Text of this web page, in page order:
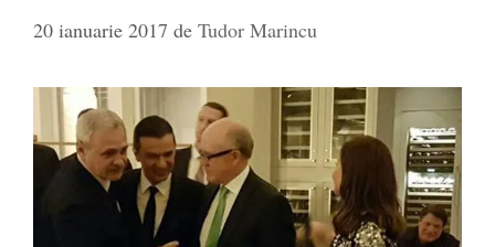
20 ianuarie 2017 de Tudor Marincu